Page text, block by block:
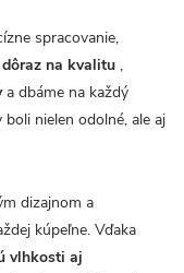
spracovanie,
dôraz na kvalitu ,
a dbáme na každý
nielen odolné, ale aj
dizajnom a
kúpeľne. Vďaka
vlhkosti aj